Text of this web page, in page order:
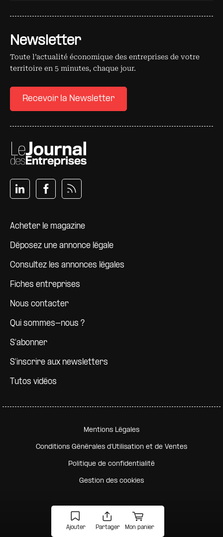
Ajouter Partager Mon panier
Newsletter
Toute l’actualité économique des entreprises de votre
territoire en 5 minutes, chaque jour.
Recevoir la Newsletter
Pied de page
Acheter le magazine
Déposez une annonce légale
Consultez les annonces légales
Fiches entreprises
Nous contacter
Qui sommes-nous ?
S'abonner
S'inscrire aux newsletters
Tutos vidéos
Pied de page secondaire
Mentions Légales
Conditions Générales d'Utilisation et de Ventes
Politique de confidentialité
Gestion des cookies